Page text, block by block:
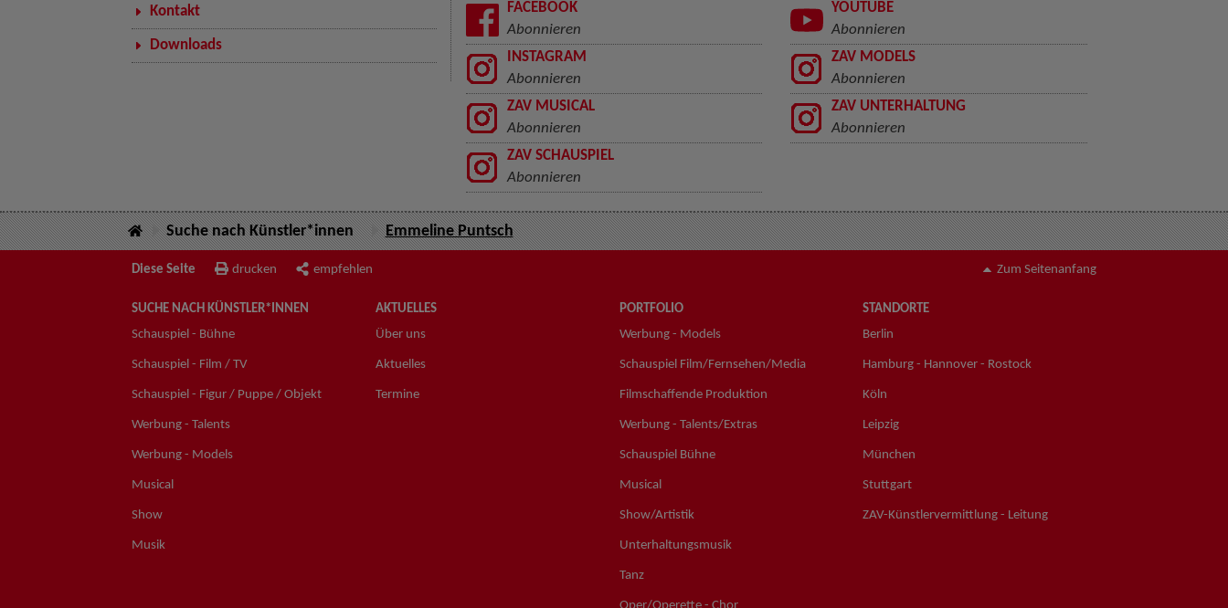
Kontakt
Downloads
FACEBOOK
Abonnieren
YOUTUBE
Abonnieren
INSTAGRAM
Abonnieren
ZAV MODELS
Abonnieren
ZAV MUSICAL
Abonnieren
ZAV UNTERHALTUNG
Abonnieren
ZAV SCHAUSPIEL
Abonnieren
Suche nach Künstler*innen Emmeline Puntsch
Diese Seite drucken empfehlen Zum Seitenanfang
SUCHE NACH KÜNSTLER*INNEN
Schauspiel - Bühne
Schauspiel - Film / TV
Schauspiel - Figur / Puppe / Objekt
Werbung - Talents
Werbung - Models
Musical
Show
Musik
AKTUELLES
Über uns
Aktuelles
Termine
PORTFOLIO
Werbung - Models
Schauspiel Film/Fernsehen/Media
Filmschaffende Produktion
Werbung - Talents/Extras
Schauspiel Bühne
Musical
Show/Artistik
Unterhaltungsmusik
Tanz
STANDORTE
Berlin
Hamburg - Hannover - Rostock
Köln
Leipzig
München
Stuttgart
ZAV-Künstlervermittlung - Leitung